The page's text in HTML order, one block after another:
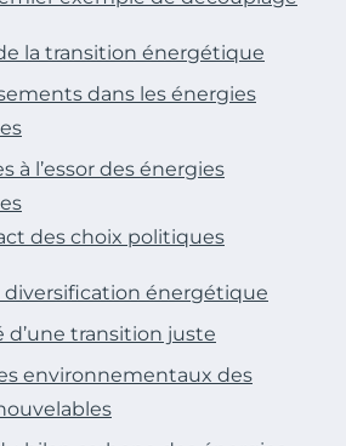
la transition énergétique
dans les énergies
à l’essor des énergies
des choix politiques
diversification énergétique
d’une transition juste
environnementaux des